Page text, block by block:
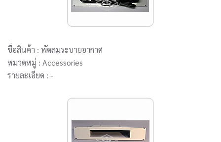
ชื่อสินค้า : พัดลมระบายอากาศ
หมวดหมู่ : Accessories
รายละเอียด : -